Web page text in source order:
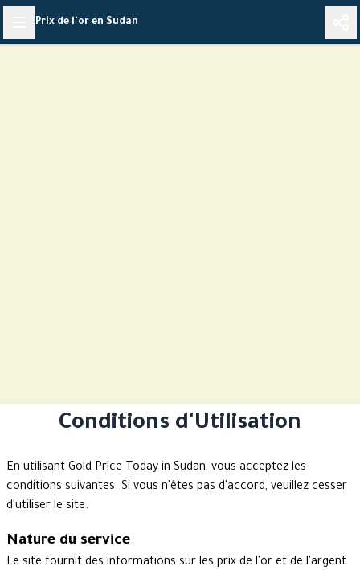
Skip
content
Prix de l'or en Sudan
Conditions d'Utilisation
En utilisant Gold Price Today in Sudan, vous acceptez les
conditions suivantes. Si vous n'êtes pas d'accord, veuillez cesser
d'utiliser le site.
Nature du service
Le site fournit des informations sur les prix de l'or et de l'argent